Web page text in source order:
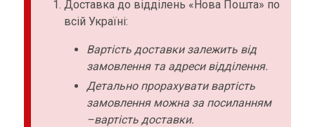
Доставка до відділень «Нова Пошта» по
всій Україні:
Вартість доставки залежить від
замовлення та адреси відділення.
Детально прорахувати вартість
замовлення можна за посиланням
–вартість доставки.